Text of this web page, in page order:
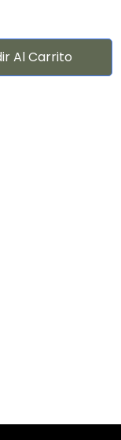
Al Carrito